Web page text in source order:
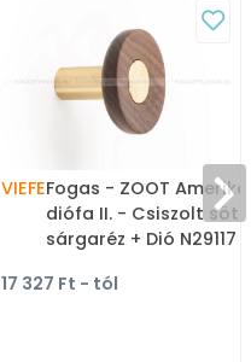
VIEFEFogas - ZOOT
diófa II. - Csiszolt
sárgaréz + Dió N29117 -
akasztós fogas
17 327 Ft - tól